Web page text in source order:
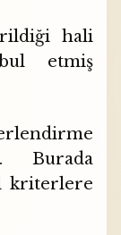
hali
etmiş
Burada
kriterlere